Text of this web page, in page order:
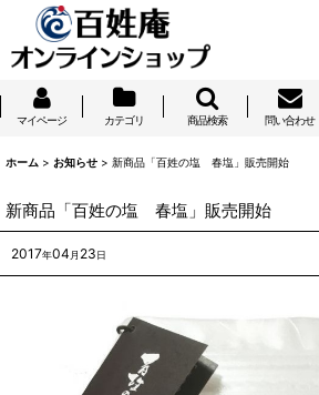
マイページ カテゴリ 商品検索 問い合わせ
ホーム > お知らせ > 新商品「百姓の塩 春塩」販売開始
新商品「百姓の塩 春塩」販売開始
2017年04 月 23日